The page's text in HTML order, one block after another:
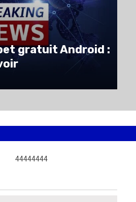
– app‑ en mobiel
gratuit Android :